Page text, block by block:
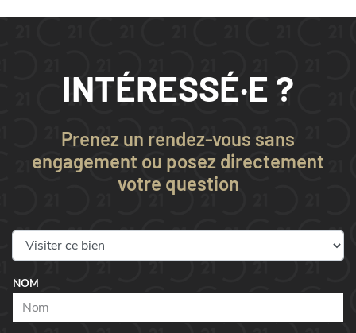
INTÉRESSÉ·E ?
Prenez un rendez-vous sans
engagement ou posez directement
votre question
NOM